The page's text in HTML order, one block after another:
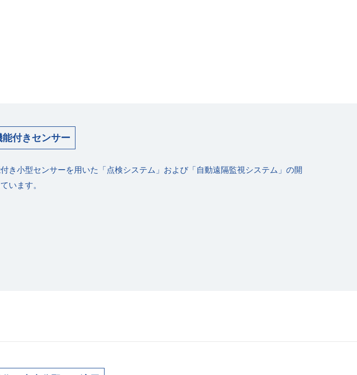
能付きセンサー
き⼩型センサーを⽤いた「点検システム」および「⾃動遠隔監視システム」の開
います。